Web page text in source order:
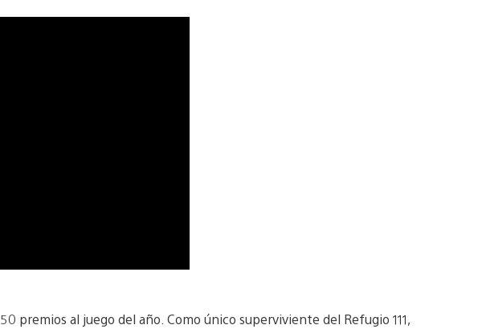
premios al juego del año. Como único superviviente del Refugio 111,